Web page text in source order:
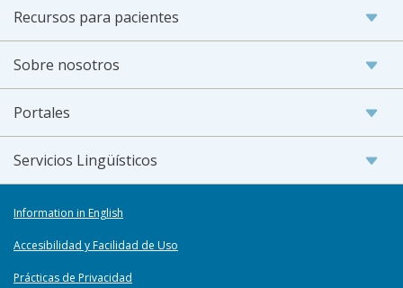
Recursos para pacientes
Sobre nosotros
Portales
Servicios Lingüísticos
Information in English
Accesibilidad y Facilidad de Uso
Prácticas de Privacidad